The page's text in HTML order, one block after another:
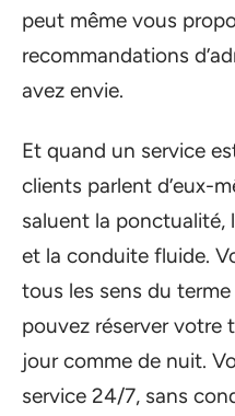
peut même vous
recommandations
avez envie.
Et quand un service
clients parlent d’eux-
saluent la ponctualité,
et la conduite fluide.
tous les sens du
pouvez réserver votre
jour comme de nuit.
service 24/7, sans